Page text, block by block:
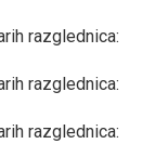
razglednica:
razglednica:
razglednica: